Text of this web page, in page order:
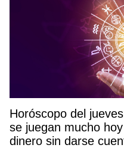
Horóscopo del
se juegan mucho
dinero sin darse